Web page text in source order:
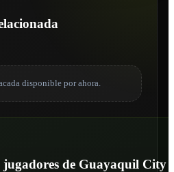
disponible por ahora.
de Guayaquil City